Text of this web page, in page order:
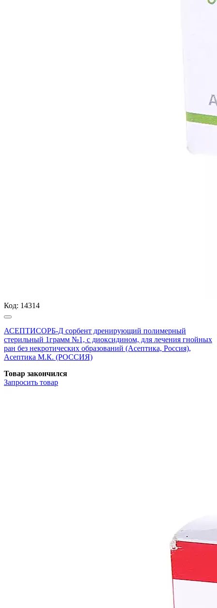
Код: 14314
АСЕПТИСОРБ-Д сорбент дренирующий полимерный
стерильный 1грамм №1, с диоксидином, для лечения гнойных
ран без некротических образований (Асептика, Россия),
Асептика М.К. (РОССИЯ)
Товар закончился
Запросить товар